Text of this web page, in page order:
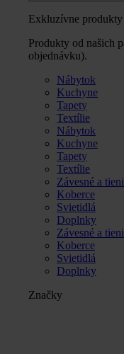
Exkluzívne
Produkty od našich
objednávku).
Nábytok
Kuchyne
Tapety
Textílie
Nábytok
Kuchyne
Tapety
Textílie
Závesné a
Koberce
Svietidlá
Doplnky
Závesné a
Koberce
Svietidlá
Doplnky
Značky